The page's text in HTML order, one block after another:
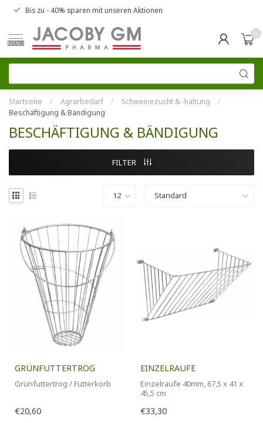
Bis zu - 40% sparen mit unseren Aktionen
MENU
0
Startseite / Agrarbedarf / Schweinezucht & -haltung
/
Beschäftigung & Bändigung
BESCHÄFTIGUNG & BÄNDIGUNG
FILTER
GRÜNFUTTERTROG
Grünfuttertrog / Futterkorb
€20,60
EINZELRAUFE
Einzelraufe 40mm, 67,5 x 41 x
45,5 cm
€33,30